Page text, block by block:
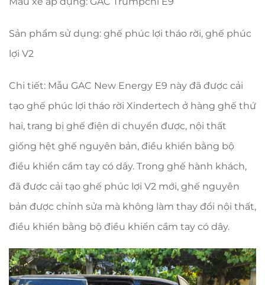
Sản phẩm sử dụng: ghế phúc lợi tháo rời, ghế phúc
lợi V2
Chi tiết: Mẫu GAC New Energy E9 này đã được cải
tạo ghế phúc lợi tháo rời Xindertech ở hàng ghế thứ
hai, trang bị ghế điện di chuyển được, nội thất
giống hệt ghế nguyên bản, điều khiển bằng bộ
điều khiển cầm tay có dây. Trong ghế hành khách,
đã được cải tạo ghế phúc lợi V2 mới, ghế nguyên
bản được chỉnh sửa mà không làm thay đổi nội thất,
điều khiển bằng bộ điều khiển cầm tay có dây.